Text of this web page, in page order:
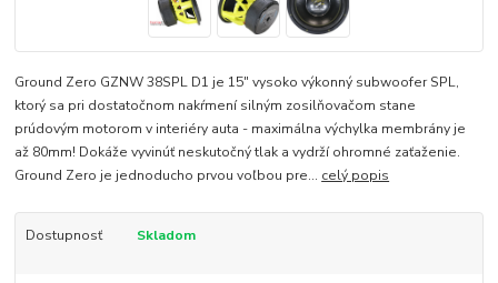
Ground Zero GZNW 38SPL D1 je 15″ vysoko výkonný subwoofer SPL,
ktorý sa pri dostatočnom nakŕmení silným zosilňovačom stane
prúdovým motorom v interiéry auta - maximálna výchylka membrány je
až 80mm! Dokáže vyvinúť neskutočný tlak a vydrží ohromné zaťaženie.
Ground Zero je jednoducho prvou voľbou pre... celý popis
Dostupnosť Skladom